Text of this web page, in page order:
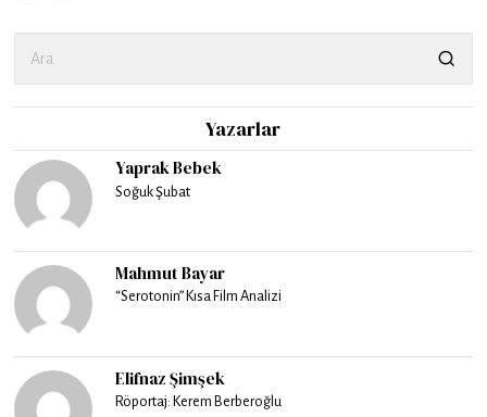
Yazarlar
Yaprak Bebek
Soğuk Şubat
Mahmut Bayar
“Serotonin” Kısa Film Analizi
Elifnaz Şimşek
Röportaj: Kerem Berberoğlu